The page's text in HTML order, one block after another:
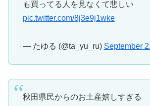
も買ってる人を見なくて悲しい
pic.twitter.com/8j3e9j1wke
— たゆる (@ta_yu_ru) September
秋田県民からのお土産嬉しすぎる